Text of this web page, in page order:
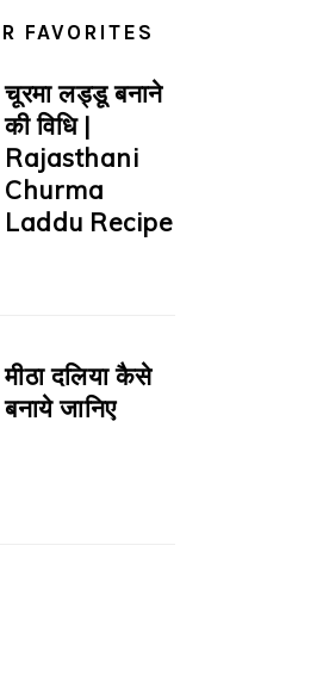
FAVORITES
चूरमा लड्डू बनाने
की विधि |
Rajasthani
Churma
Laddu Recipe
मीठा दलिया कैसे
बनाये जानिए